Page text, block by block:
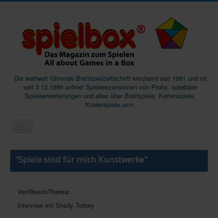
Die weltweit führende Brettspielzeitschrift erscheint seit 1981 und ist
seit 3.12.1995 online! Spielerezensionen von Profis, spielbare
Spieleerweiterungen und alles über Brettspiele, Kartenspiele,
Kinderspiele uvm.
Start
Magazine
"Spiele sind für mich Kunstwerke"
VerlBeschThema:
Interview mit Shady Torbey